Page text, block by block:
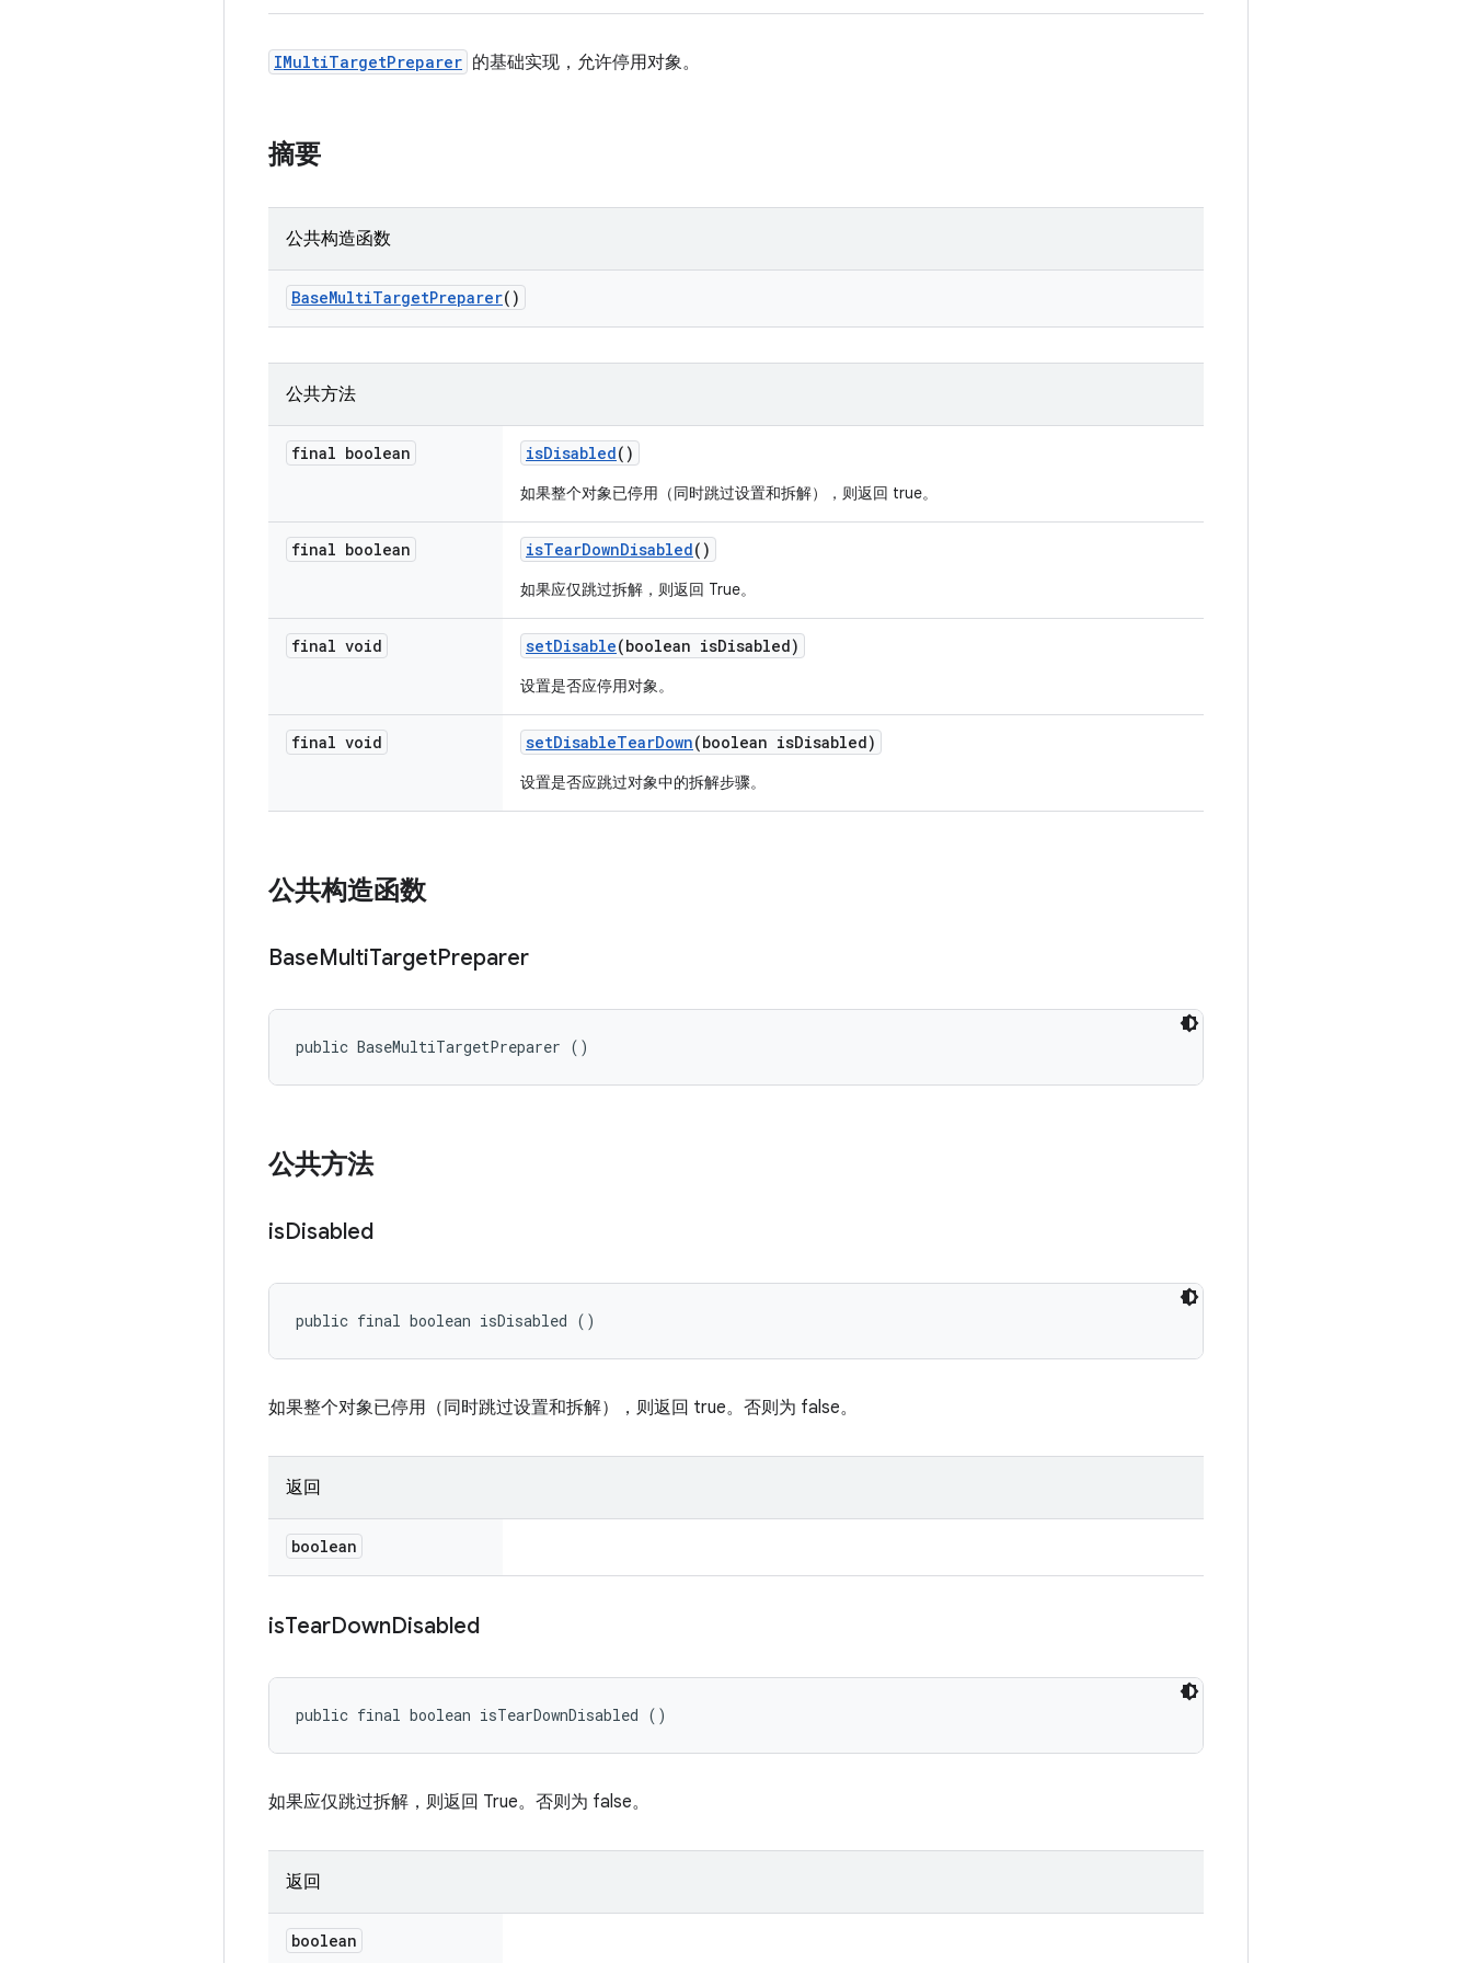
IMultiTargetPreparer 的基础实现，允许停用对象。
摘要
公共构造函数
BaseMultiTargetPreparer()
公共方法
final boolean isDisabled()
如果整个对象已停用（同时跳过设置和拆解），则返回 true。
final boolean isTearDownDisabled()
如果应仅跳过拆解，则返回 True。
final void setDisable(boolean isDisabled)
设置是否应停用对象。
final void setDisableTearDown(boolean isDisabled)
设置是否应跳过对象中的拆解步骤。
公共构造函数
BaseMultiTargetPreparer
public BaseMultiTargetPreparer ()
公共方法
isDisabled
public final boolean isDisabled ()
如果整个对象已停用（同时跳过设置和拆解），则返回 true。否则为 false。
返回
boolean
isTearDownDisabled
public final boolean isTearDownDisabled ()
如果应仅跳过拆解，则返回 True。否则为 false。
返回
boolean